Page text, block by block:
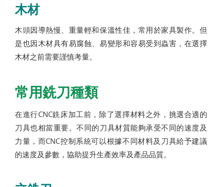
木材
木頭因導熱慢、重量輕和保溫性佳，常用於家具製作。但
是也因木材具有易腐蝕、易變形和容易受到蟲害，在選擇
木材之前需要謹慎考量。
常用銑刀種類
在進行CNC銑床加工前，除了選擇材料之外，挑選合適的
刀具也相當重要。不同的刀具材質能夠承受不同的速度及
力量，而CNC控制系統可以根據不同材料及刀具給予建議
的速度及參數，協助提升生產效率及產品品質。